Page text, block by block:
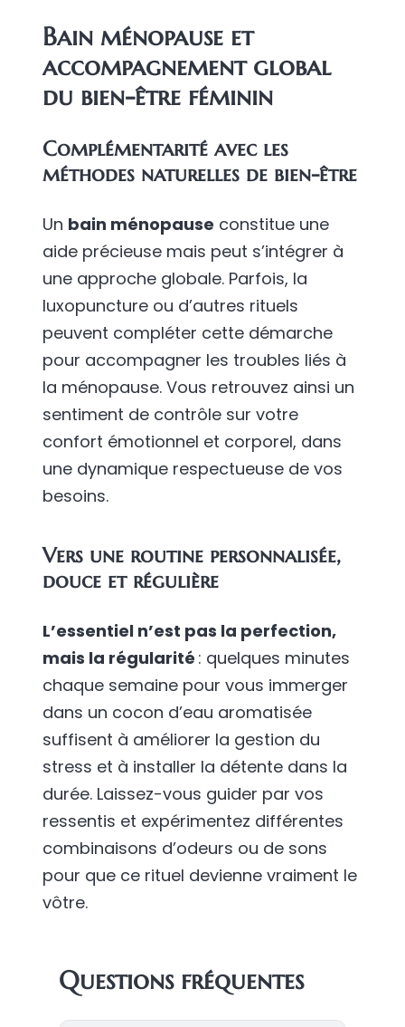
Bain ménopause et
accompagnement global
du bien-être féminin
Complémentarité avec les
méthodes naturelles de bien-être
Un bain ménopause constitue une
aide précieuse mais peut s’intégrer à
une approche globale. Parfois, la
luxopuncture ou d’autres rituels
peuvent compléter cette démarche
pour accompagner les troubles liés à
la ménopause. Vous retrouvez ainsi un
sentiment de contrôle sur votre
confort émotionnel et corporel, dans
une dynamique respectueuse de vos
besoins.
Vers une routine personnalisée,
douce et régulière
L’essentiel n’est pas la perfection,
mais la régularité : quelques minutes
chaque semaine pour vous immerger
dans un cocon d’eau aromatisée
suffisent à améliorer la gestion du
stress et à installer la détente dans la
durée. Laissez-vous guider par vos
ressentis et expérimentez différentes
combinaisons d’odeurs ou de sons
pour que ce rituel devienne vraiment le
vôtre.
Questions fréquentes